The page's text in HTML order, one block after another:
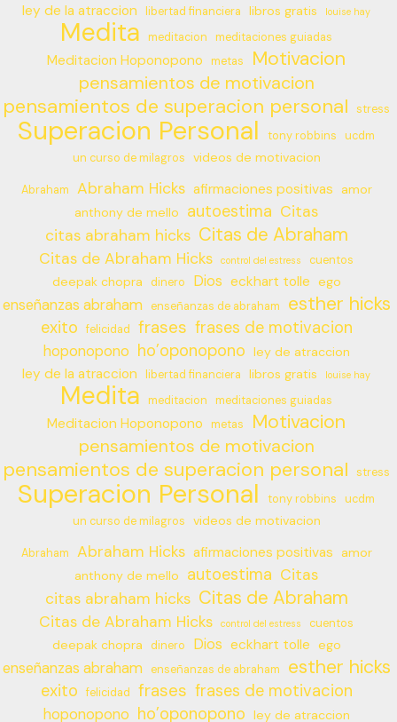
ley de la atraccion libertad financiera libros gratis louise hay
Medita meditacion meditaciones guiadas
Meditacion Hoponopono metas Motivacion
pensamientos de motivacion
pensamientos de superacion personal stress
Superacion Personal tony robbins
ucdm
un curso de milagros
videos de motivacion
Abraham Abraham Hicks afirmaciones positivas
amor
anthony de mello
autoestima Citas
citas abraham hicks Citas de Abraham
Citas de Abraham Hicks control del estress cuentos
deepak chopra dinero Dios eckhart tolle ego
enseñanzas abraham enseñanzas de abraham esther hicks
exito felicidad frases frases de motivacion
hoponopono ho’oponopono ley de atraccion
ley de la atraccion libertad financiera libros gratis louise hay
Medita meditacion meditaciones guiadas
Meditacion Hoponopono metas Motivacion
pensamientos de motivacion
pensamientos de superacion personal stress
Superacion Personal tony robbins
ucdm
un curso de milagros
videos de motivacion
Abraham Abraham Hicks afirmaciones positivas
amor
anthony de mello
autoestima Citas
citas abraham hicks Citas de Abraham
Citas de Abraham Hicks control del estress cuentos
deepak chopra dinero Dios eckhart tolle ego
enseñanzas abraham enseñanzas de abraham esther hicks
exito felicidad frases frases de motivacion
hoponopono ho’oponopono ley de atraccion